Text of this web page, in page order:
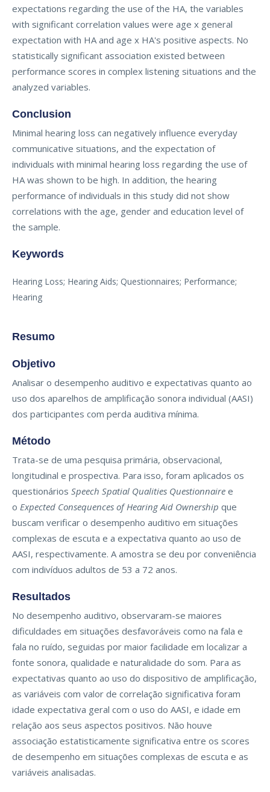
expectations regarding the use of the HA, the variables
with significant correlation values were age x general
expectation with HA and age x HA's positive aspects. No
statistically significant association existed between
performance scores in complex listening situations and the
analyzed variables.
Conclusion
Minimal hearing loss can negatively influence everyday
communicative situations, and the expectation of
individuals with minimal hearing loss regarding the use of
HA was shown to be high. In addition, the hearing
performance of individuals in this study did not show
correlations with the age, gender and education level of
the sample.
Keywords
Hearing Loss; Hearing Aids; Questionnaires; Performance;
Hearing
Resumo
Objetivo
Analisar o desempenho auditivo e expectativas quanto ao
uso dos aparelhos de amplificação sonora individual (AASI)
dos participantes com perda auditiva mínima.
Método
Trata-se de uma pesquisa primária, observacional,
longitudinal e prospectiva. Para isso, foram aplicados os
questionários Speech Spatial Qualities Questionnaire e
o Expected Consequences of Hearing Aid Ownership que
buscam verificar o desempenho auditivo em situações
complexas de escuta e a expectativa quanto ao uso de
AASI, respectivamente. A amostra se deu por conveniência
com indivíduos adultos de 53 a 72 anos.
Resultados
No desempenho auditivo, observaram-se maiores
dificuldades em situações desfavoráveis como na fala e
fala no ruído, seguidas por maior facilidade em localizar a
fonte sonora, qualidade e naturalidade do som. Para as
expectativas quanto ao uso do dispositivo de amplificação,
as variáveis com valor de correlação significativa foram
idade expectativa geral com o uso do AASI, e idade em
relação aos seus aspectos positivos. Não houve
associação estatisticamente significativa entre os scores
de desempenho em situações complexas de escuta e as
variáveis analisadas.